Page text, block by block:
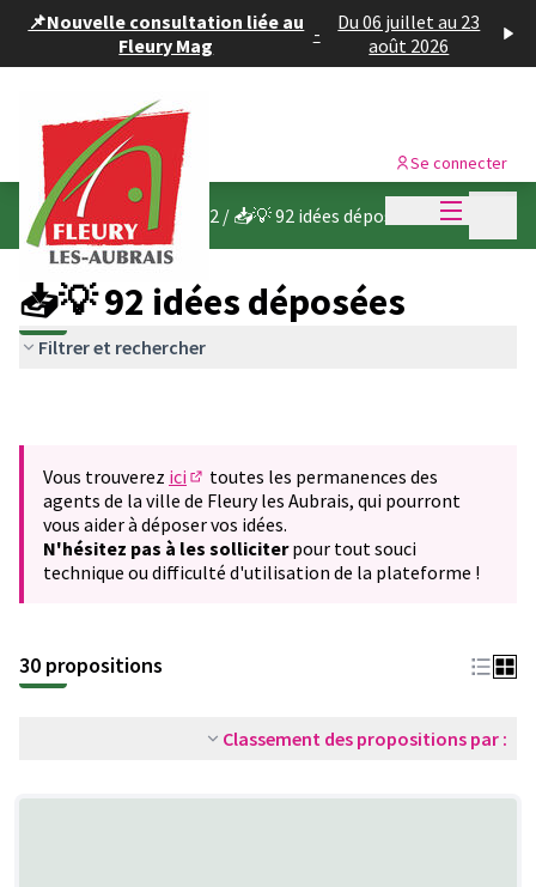
📌Nouvelle consultation liée au
Fleury Mag
-
Du 06 juillet au 23
août 2026
Menu
Se connecter
Budget participatif 2022 / 📥💡 92 idées déposées
📥💡 92 idées déposées
Filtrer et rechercher
Vous trouverez ici
(S'ouvre dans un nouvel onglet)
toutes les permanences des
agents de la ville de Fleury les Aubrais, qui pourront
vous aider à déposer vos idées.
N'hésitez pas à les solliciterpour tout souci
technique ou difficulté d'utilisation de la plateforme !
30 propositions
Classement des propositions par :
Panneau de gestion des cookies